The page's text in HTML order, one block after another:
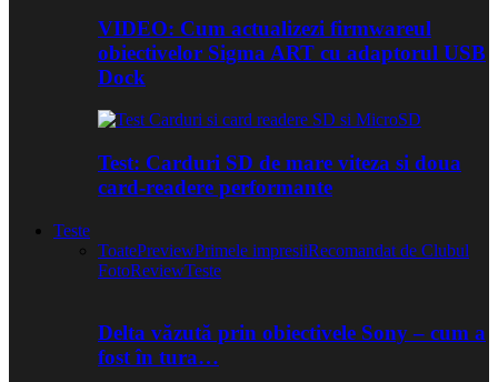
VIDEO: Cum actualizezi firmwareul
obiectivelor Sigma ART cu adaptorul USB
Dock
Test: Carduri SD de mare viteza si doua
card-readere performante
Teste
ToatePreviewPrimele impresiiRecomandat de Clubul
FotoReviewTeste
Delta văzută prin obiectivele Sony – cum a
fost în tura…